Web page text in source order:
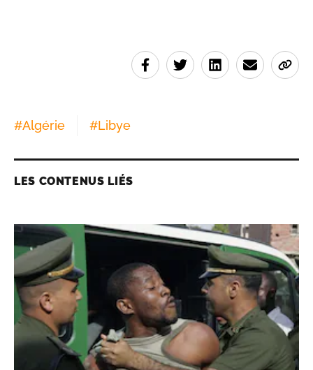
#Algérie #Libye
LES CONTENUS LIÉS